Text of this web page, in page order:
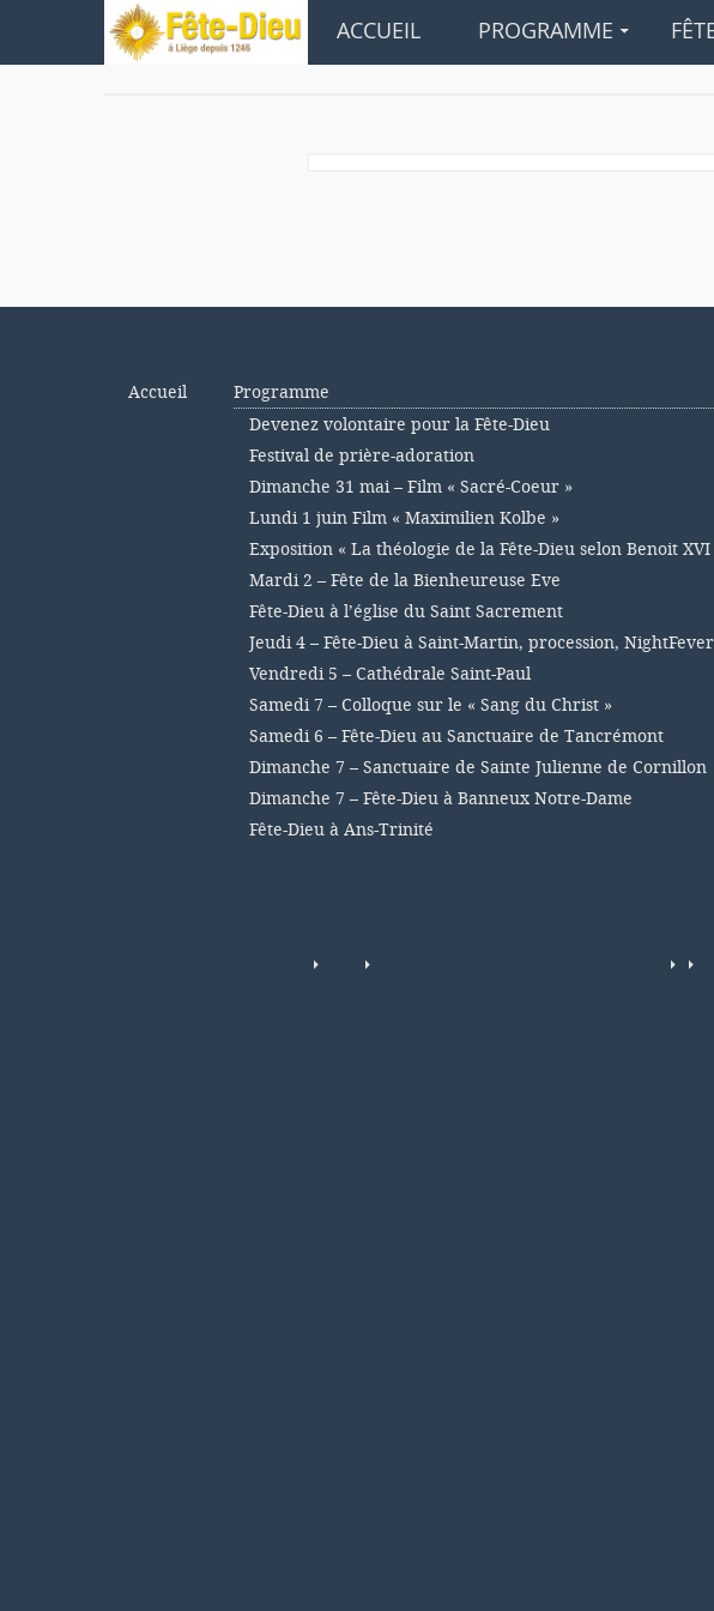
ACCUEIL PROGRAMME
Accueil
Programme
Devenez volontaire pour la Fête-Dieu
Festival de prière-adoration
Dimanche 31 mai – Film « Sacré-Coeur »
Lundi 1 juin Film « Maximilien Kolbe »
Exposition « La théologie de la Fête-Dieu selon Benoit XVI
Mardi 2 – Fête de la Bienheureuse Eve
Fête-Dieu à l’église du Saint Sacrement
Jeudi 4 – Fête-Dieu à Saint-Martin, procession, NightFever
Vendredi 5 – Cathédrale Saint-Paul
Samedi 7 – Colloque sur le « Sang du Christ »
Samedi 6 – Fête-Dieu au Sanctuaire de Tancrémont
Dimanche 7 – Sanctuaire de Sainte Julienne de Cornillon
Dimanche 7 – Fête-Dieu à Banneux Notre-Dame
Fête-Dieu à Ans-Trinité